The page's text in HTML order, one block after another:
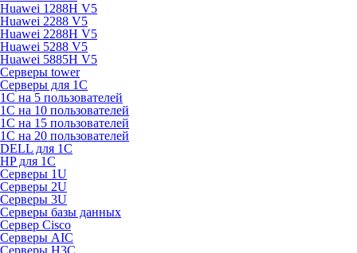
Huawei 1288H V5
Huawei 2288 V5
Huawei 2288H V5
Huawei 5288 V5
Huawei 5885H V5
Серверы tower
Серверы для 1C
1С на 5 пользователей
1С на 10 пользователей
1С на 15 пользователей
1С на 20 пользователей
DELL для 1С
HP для 1С
Серверы 1U
Серверы 2U
Серверы 3U
Серверы базы данных
Сервер Cisco
Серверы AIC
Серверы H3C